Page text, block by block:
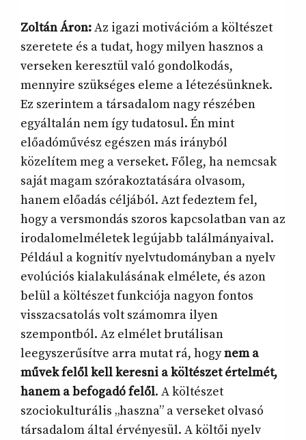
Zoltán Áron:Az igazi motivációm a költészet
szeretete és a tudat, hogy milyen hasznos a
verseken keresztül való gondolkodás,
mennyire szükséges eleme a létezésünknek.
Ez szerintem a társadalom nagy részében
egyáltalán nem így tudatosul. Én mint
előadóművész egészen más irányból
közelítem meg a verseket. Főleg, ha nemcsak
saját magam szórakoztatására olvasom,
hanem előadás céljából. Azt fedeztem fel,
hogy a versmondás szoros kapcsolatban van az
irodalomelméletek legújabb találmányaival.
Például a kognitív nyelvtudományban a nyelv
evolúciós kialakulásának elmélete, és azon
belül a költészet funkciója nagyon fontos
visszacsatolás volt számomra ilyen
szempontból. Az elmélet brutálisan
leegyszerűsítve arra mutat rá, hogynem a
művek felől kell keresni a költészet értelmét,
hanem a befogadó felől. A költészet
szociokulturális „haszna” a verseket olvasó
társadalom által érvényesül. A költői nyelv